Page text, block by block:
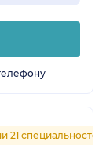
21 специальностей